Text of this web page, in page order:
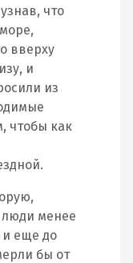
что
вверху
и
из
чтобы как
менее
и еще до
бы от